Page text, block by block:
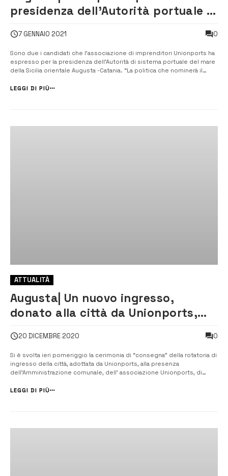
presidenza dell’Autorità portuale la
canditati
7 GENNAIO 2021 0
Sono due i candidati che l’associazione di imprenditori Unionports ha
espresso per la presidenza dell’Autorità di sistema portuale del mare
della Sicilia orientale Augusta -Catania. “La politica che nominerà il
considerazione i nostri due imprenditori Luigi Boccad...
LEGGI DI PIÙ
ATTUALITÀ
Augusta| Un nuovo ingresso,
donato alla città da Unionports,
20 DICEMBRE 2020 0
Si è svolta ieri pomeriggio la cerimonia di “consegna” della rotatoria di
ingresso della città, adottata da Unionports, alla presenza
dell’Amministrazione comunale, dell’ associazione Unionports, di
ieri pomeriggio, il nuovo allestimento della ...
LEGGI DI PIÙ